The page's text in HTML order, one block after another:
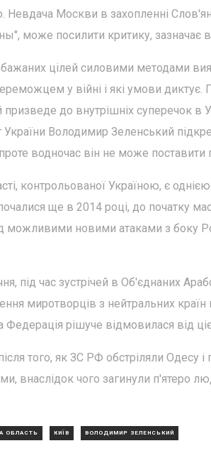
Невдача Москви в захопленні
може посилити критику, зазначає
бажаних цілей силовими методами
у війні і які умови
призведе до внутрішніх суперечок в
Володимир Зеленський
водночас він не може поставити
контрольованої Україною, є
ще в 2014 році, до початку
можливими новими атаками з боку
під час зустрічей в Об'єднаних
миротворців з нейтральних країн
Федерація рішуче відмовилася від
того, як ЗС РФ обстріляли Одесу і
внаслідок чого загинули п'ятеро
ОБЛАСТЬ КИЇВ ВОЛОДИМИР ЗЕЛЕНСЬКИЙ